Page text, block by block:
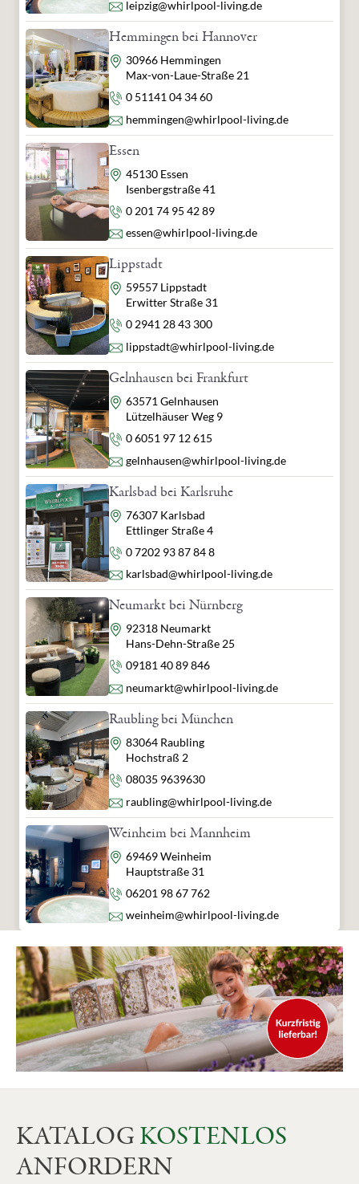
E-Mail
leipzig@whirlpool-living.de
Hemmingen bei Hannover
Adresse
30966 Hemmingen
Max-von-Laue-Straße 21
Telefon
0 51141 04 34 60
E-Mail
hemmingen@whirlpool-living.de
Essen
Adresse
45130 Essen
Isenbergstraße 41
Telefon
0 201 74 95 42 89
E-Mail
essen@whirlpool-living.de
Lippstadt
Adresse
59557 Lippstadt
Erwitter Straße 31
Telefon
0 2941 28 43 300
E-Mail
lippstadt@whirlpool-living.de
Gelnhausen bei Frankfurt
Adresse
63571 Gelnhausen
Lützelhäuser Weg 9
Telefon
0 6051 97 12 615
E-Mail
gelnhausen@whirlpool-living.de
Karlsbad bei Karlsruhe
Adresse
76307 Karlsbad
Ettlinger Straße 4
Telefon
0 7202 93 87 84 8
E-Mail
karlsbad@whirlpool-living.de
Neumarkt bei Nürnberg
Adresse
92318 Neumarkt
Hans-Dehn-Straße 25
Telefon
09181 40 89 846
E-Mail
neumarkt@whirlpool-living.de
Raubling bei München
Adresse
83064 Raubling
Hochstraß 2
Telefon
08035 9639630
E-Mail
raubling@whirlpool-living.de
Weinheim bei Mannheim
Adresse
69469 Weinheim
Hauptstraße 31
Telefon
06201 98 67 762
E-Mail
weinheim@whirlpool-living.de
KATALOG KOSTENLOS
ANFORDERN